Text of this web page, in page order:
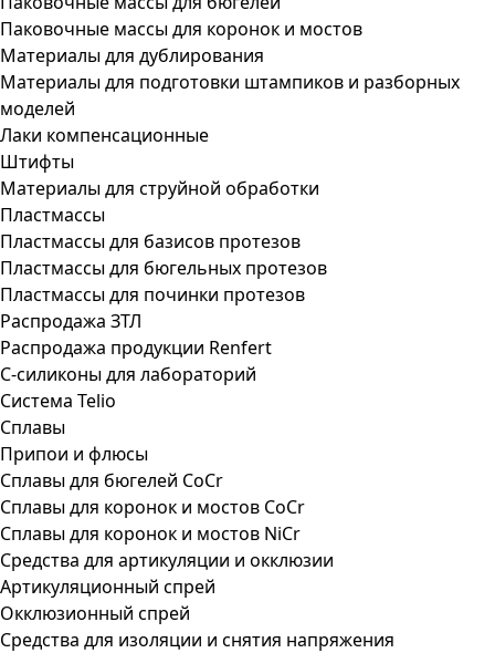
Паковочные массы для коронок и мостов
Материалы для дублирования
Материалы для подготовки штампиков и разборных
моделей
Лаки компенсационные
Штифты
Материалы для струйной обработки
Пластмассы
Пластмассы для базисов протезов
Пластмассы для бюгельных протезов
Пластмассы для починки протезов
Распродажа ЗТЛ
Распродажа продукции Renfert
С-силиконы для лабораторий
Система Telio
Сплавы
Припои и флюсы
Сплавы для бюгелей CoCr
Сплавы для коронок и мостов CoCr
Сплавы для коронок и мостов NiCr
Средства для артикуляции и окклюзии
Артикуляционный спрей
Окклюзионный спрей
Средства для изоляции и снятия напряжения